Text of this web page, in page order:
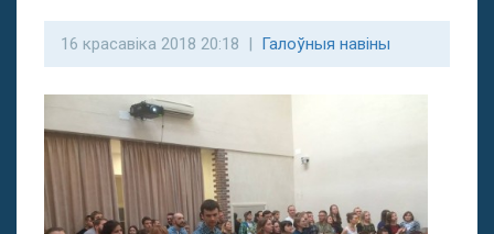
16 красавіка 2018 20:18 | Галоўныя навіны